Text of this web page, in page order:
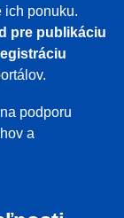
ich ponuku.
pre publikáciu
podporu
a